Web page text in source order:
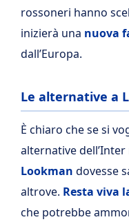
rossoneri hanno
inizierà una nuova
dall’Europa.
Le alternative a
È chiaro che se si
alternative dell’Inter
Lookman dovesse
altrove. Resta viva
che potrebbe